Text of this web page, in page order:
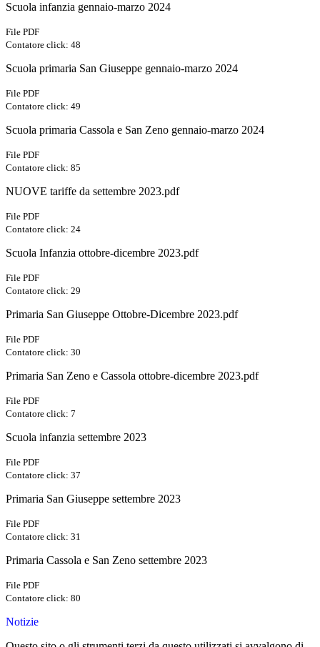
Scuola infanzia gennaio-marzo 2024
File PDF
Contatore click: 48
Scuola primaria San Giuseppe gennaio-marzo 2024
File PDF
Contatore click: 49
Scuola primaria Cassola e San Zeno gennaio-marzo 2024
File PDF
Contatore click: 85
NUOVE tariffe da settembre 2023.pdf
File PDF
Contatore click: 24
Scuola Infanzia ottobre-dicembre 2023.pdf
File PDF
Contatore click: 29
Primaria San Giuseppe Ottobre-Dicembre 2023.pdf
File PDF
Contatore click: 30
Primaria San Zeno e Cassola ottobre-dicembre 2023.pdf
File PDF
Contatore click: 7
Scuola infanzia settembre 2023
File PDF
Contatore click: 37
Primaria San Giuseppe settembre 2023
File PDF
Contatore click: 31
Primaria Cassola e San Zeno settembre 2023
File PDF
Contatore click: 80
Notizie